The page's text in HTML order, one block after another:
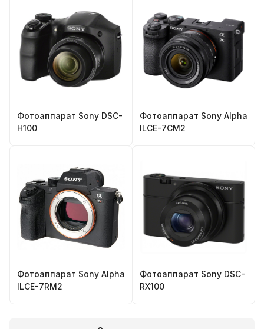
Фотоаппарат Sony DSC-
H100
Фотоаппарат Sony Alpha
ILCE-7CM2
Фотоаппарат Sony Alpha
ILCE-7RM2
Фотоаппарат Sony DSC-
RX100